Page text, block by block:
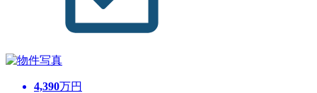
4,390万円